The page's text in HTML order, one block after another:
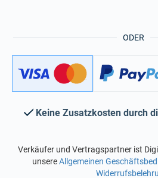
ODER
Keine Zusatzkosten durch
Verkäufer und Vertragspartner ist
unsereAllgemeinen